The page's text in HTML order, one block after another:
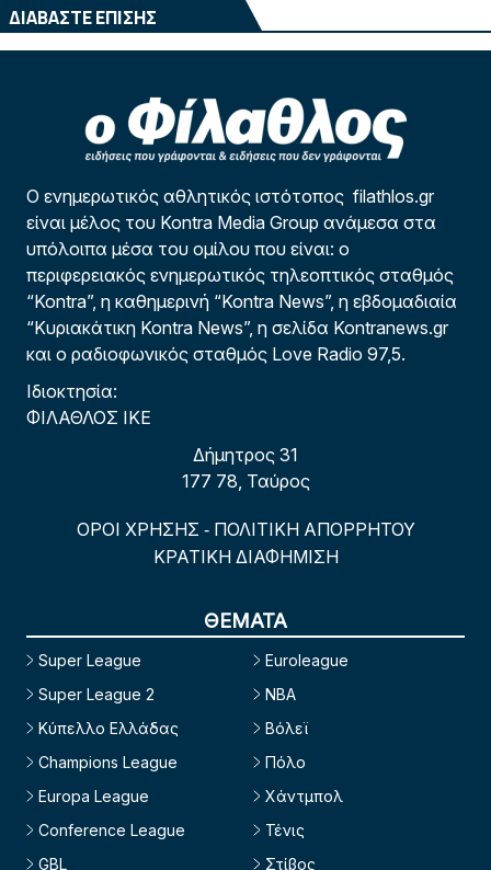
ΔΙΑΒΑΣΤΕ ΕΠΙΣΗΣ
Ο ενημερωτικός αθλητικός ιστότοπος filathlos.gr
είναι μέλος του Kontra Media Group ανάμεσα στα
υπόλοιπα μέσα του ομίλου που είναι: ο
περιφερειακός ενημερωτικός τηλεοπτικός σταθμός
“Kontra”, η καθημερινή “Kontra News”, η εβδομαδιαία
“Κυριακάτικη Kontra News”, η σελίδα Kontranews.gr
και ο ραδιοφωνικός σταθμός Love Radio 97,5.
Ιδιοκτησία:
ΦΙΛΑΘΛΟΣ ΙΚΕ
Δήμητρος 31
177 78, Ταύρος
ΟΡΟΙ ΧΡΗΣΗΣ - ΠΟΛΙΤΙΚΗ ΑΠΟΡΡΗΤΟΥ
ΚΡΑΤΙΚΗ ΔΙΑΦΗΜΙΣΗ
ΘΕΜΑΤΑ
Super League
Super League 2
Κύπελλο Ελλάδας
Champions League
Europa League
Conference League
GBL
Euroleague
NBA
Βόλεϊ
Πόλο
Χάντμπολ
Τένις
Στίβος